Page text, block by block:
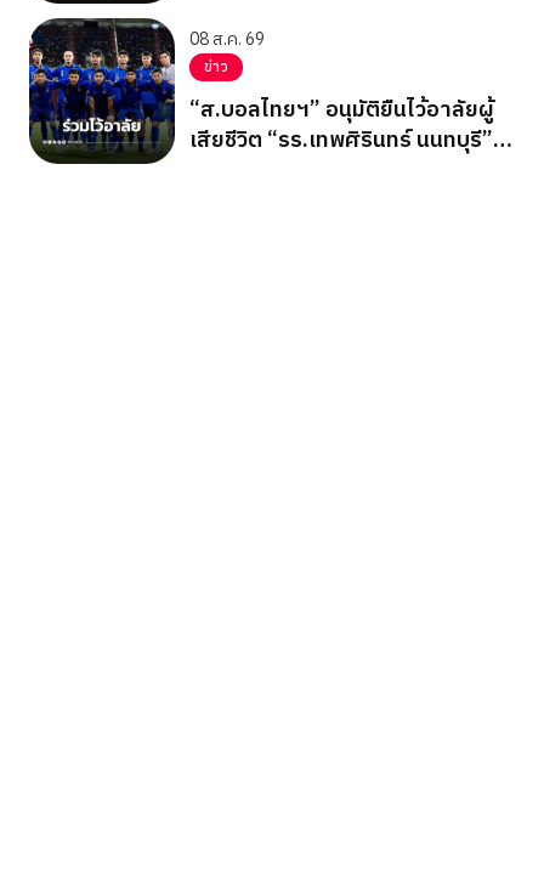
08 ส.ค. 69
ข่าว
“ส.บอลไทยฯ” อนุมัติยืนไว้อาลัยผู้
เสียชีวิต “รร.เทพศิรินทร์ นนทบุรี”